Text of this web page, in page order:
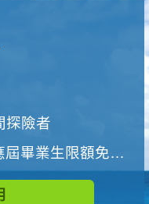
探險者
業生限額免費參加